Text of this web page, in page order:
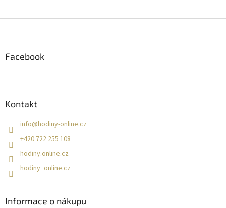
Facebook
Kontakt
info@hodiny-online.cz
+420 722 255 108
hodiny.online.cz
hodiny_online.cz
Informace o nákupu